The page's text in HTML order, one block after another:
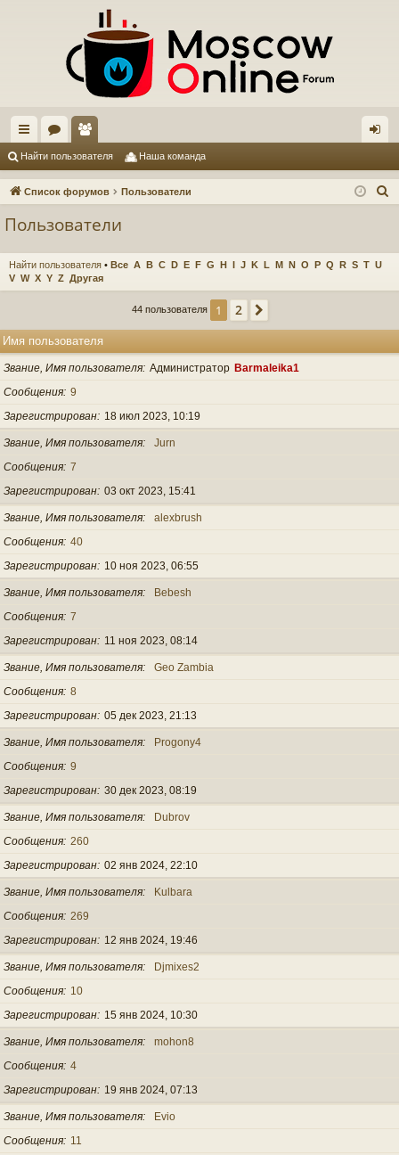
с
ы
ор
ум
ол
ьз
ел
и
д
Найти пользователя Наша команда
Список форумов Пользователи
Пользователи
Найти пользователя • Все A B C D E F G H I J K L M N O P Q R S T U
V W X Y Z Другая
44 пользователя 1 2
Имя пользователя
Звание, Имя пользователя Администратор Barmaleika1
Сообщения 9
Зарегистрирован
18 июл 2023, 10:19
Звание, Имя пользователя
Jurn
Сообщения 7
Зарегистрирован 03 окт 2023, 15:41
Звание, Имя пользователя
alexbrush
Сообщения 40
Зарегистрирован
10 ноя 2023, 06:55
Звание, Имя пользователя
Bebesh
Сообщения 7
Зарегистрирован
11 ноя 2023, 08:14
Звание, Имя пользователя
Geo Zambia
Сообщения 8
Зарегистрирован 05 дек 2023, 21:13
Звание, Имя пользователя
Progony4
Сообщения 9
Зарегистрирован 30 дек 2023, 08:19
Звание, Имя пользователя
Dubrov
Сообщения 260
Зарегистрирован 02 янв 2024, 22:10
Звание, Имя пользователя
Kulbara
Сообщения 269
Зарегистрирован
12 янв 2024, 19:46
Звание, Имя пользователя
Djmixes2
Сообщения
10
Зарегистрирован
15 янв 2024, 10:30
Звание, Имя пользователя
mohon8
Сообщения 4
Зарегистрирован
19 янв 2024, 07:13
Звание, Имя пользователя
Evio
Сообщения
11